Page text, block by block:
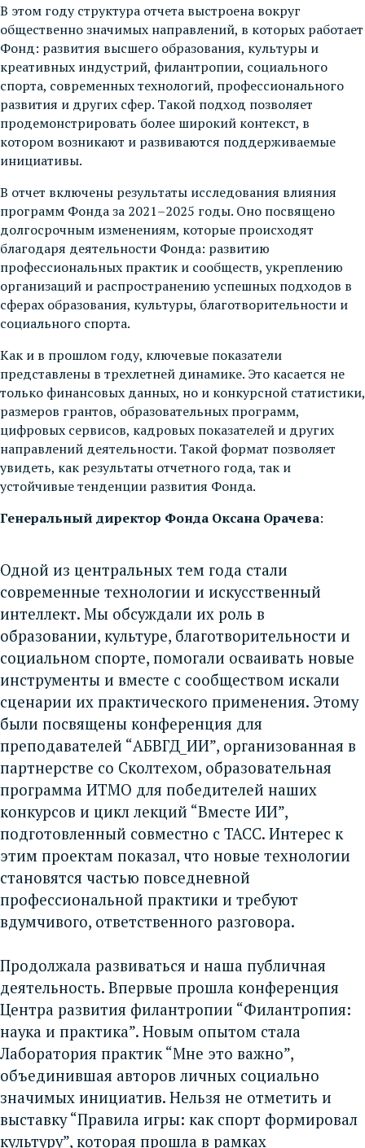
В этом году структура отчета выстроена вокруг
общественно значимых направлений, в которых работает
Фонд: развития высшего образования, культуры и
креативных индустрий, филантропии, социального
спорта, современных технологий, профессионального
развития и других сфер. Такой подход позволяет
продемонстрировать более широкий контекст, в
котором возникают и развиваются поддерживаемые
инициативы.
В отчет включены результаты исследования влияния
программ Фонда за 2021–2025 годы. Оно посвящено
долгосрочным изменениям, которые происходят
благодаря деятельности Фонда: развитию
профессиональных практик и сообществ, укреплению
организаций и распространению успешных подходов в
сферах образования, культуры, благотворительности и
социального спорта.
Как и в прошлом году, ключевые показатели
представлены в трехлетней динамике. Это касается не
только финансовых данных, но и конкурсной статистики,
размеров грантов, образовательных программ,
цифровых сервисов, кадровых показателей и других
направлений деятельности. Такой формат позволяет
увидеть, как результаты отчетного года, так и
устойчивые тенденции развития Фонда.
Генеральный директор Фонда Оксана Орачева:
Одной из центральных тем года стали
современные технологии и искусственный
интеллект. Мы обсуждали их роль в
образовании, культуре, благотворительности и
социальном спорте, помогали осваивать новые
инструменты и вместе с сообществом искали
сценарии их практического применения. Этому
были посвящены конференция для
преподавателей “АБВГД_ИИ”, организованная в
партнерстве со Сколтехом, образовательная
программа ИТМО для победителей наших
конкурсов и цикл лекций “Вместе ИИ”,
подготовленный совместно с ТАСС. Интерес к
этим проектам показал, что новые технологии
становятся частью повседневной
профессиональной практики и требуют
вдумчивого, ответственного разговора.
Продолжала развиваться и наша публичная
деятельность. Впервые прошла конференция
Центра развития филантропии “Филантропия:
наука и практика”. Новым опытом стала
Лаборатория практик “Мне это важно”,
объединившая авторов личных социально
значимых инициатив. Нельзя не отметить и
выставку “Правила игры: как спорт формировал
культуру”, которая прошла в рамках